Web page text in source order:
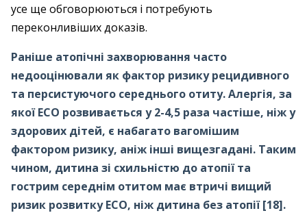
усе ще обговорюються і потребують
переконливіших доказів.
Раніше атопічні захворювання часто
недооцінювали як фактор ризику рецидивного
та персистуючого середнього отиту. Алергія, за
якої ЕСО розвивається у 2-4,5 раза частіше, ніж у
здорових дітей, є набагато вагомішим
фактором ризику, аніж інші вищезгадані. Таким
чином, дитина зі схильністю до атопії та
гострим середнім отитом має втричі вищий
ризик розвитку ЕСО, ніж дитина без атопії [18].